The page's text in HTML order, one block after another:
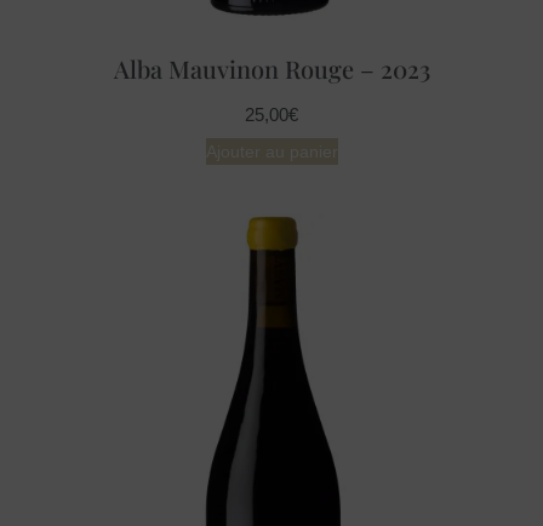
Alba Mauvinon Rouge – 2023
25,00€
Ajouter au panier